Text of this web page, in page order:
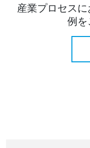
産業プロセス
例を